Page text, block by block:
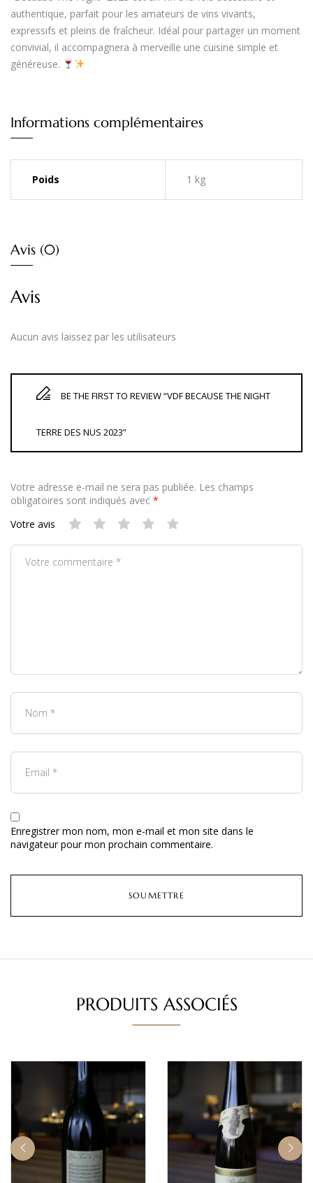
authentique, parfait pour les amateurs de vins vivants,
expressifs et pleins de fraîcheur. Idéal pour partager un moment
convivial, il accompagnera à merveille une cuisine simple et
généreuse.
Informations complémentaires
Poids 1 kg
Avis (0)
Avis
Aucun avis laissez par les utilisateurs
BE THE FIRST TO REVIEW “VDF BECAUSE THE NIGHT
TERRE DES NUS 2023”
Votre adresse e-mail ne sera pas publiée. Les champs
obligatoires sont indiqués avec *
Votre avis
Enregistrer mon nom, mon e-mail et mon site dans le
navigateur pour mon prochain commentaire.
PRODUITS ASSOCIÉS